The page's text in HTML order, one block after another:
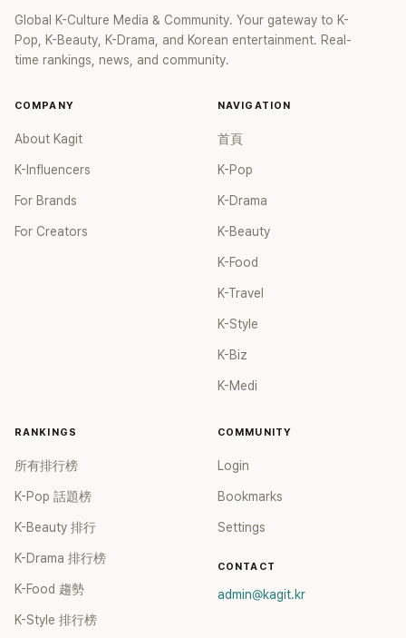
Global K-Culture Media & Community. Your gateway to K-
Pop, K-Beauty, K-Drama, and Korean entertainment. Real-
time rankings, news, and community.
COMPANY
About Kagit
K-Influencers
For Brands
For Creators
NAVIGATION
首頁
K-Pop
K-Drama
K-Beauty
K-Food
K-Travel
K-Style
K-Biz
K-Medi
RANKINGS
所有排行榜
K-Pop 話題榜
K-Beauty 排行
K-Drama 排行榜
K-Food 趨勢
K-Style 排行榜
COMMUNITY
Login
Bookmarks
Settings
CONTACT
admin@kagit.kr